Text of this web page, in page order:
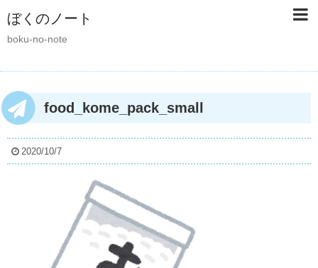
ぼくのノート
boku-no-note
food_kome_pack_small
2020/10/7